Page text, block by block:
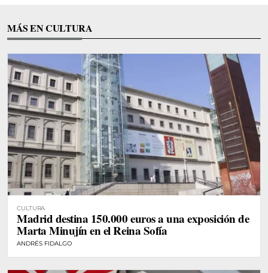
MÁS EN CULTURA
CULTURA
Madrid destina 150.000 euros a una exposición de
Marta Minujín en el Reina Sofía
ANDRÉS FIDALGO